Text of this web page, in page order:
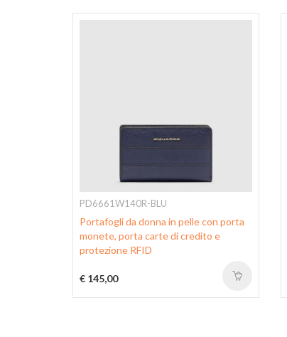
PD6661W140R-BLU
Portafogli da donna in pelle con porta
monete, porta carte di credito e
protezione RFID
€ 145,00